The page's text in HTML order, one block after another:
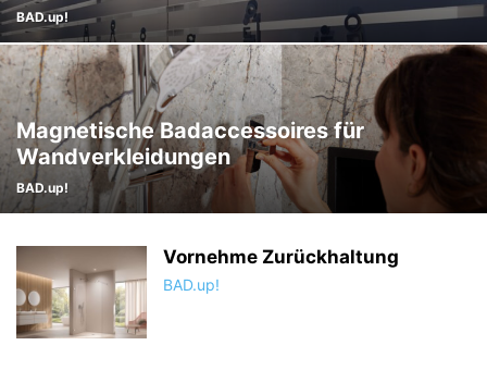
BAD.up!
Magnetische Badaccessoires für
Wandverkleidungen
BAD.up!
Vornehme Zurückhaltung
BAD.up!